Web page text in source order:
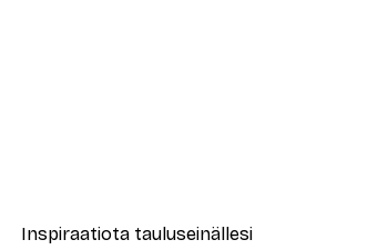
Inspiraatiota tauluseinällesi